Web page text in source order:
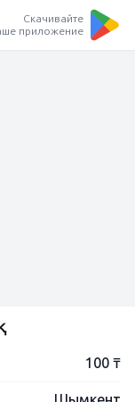
Скачивайте
приложение
100 ₸